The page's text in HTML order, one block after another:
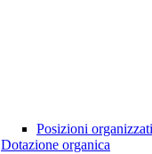
Posizioni
Dotazione organica